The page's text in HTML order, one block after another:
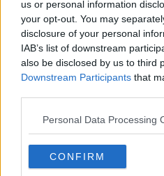
us or personal information
your opt-out. You may
disclosure of your personal
IAB’s list of downstream
also be disclosed by us to third
Downstream Participants that
Personal Data Processing
CONFIRM
​Tutta una questione di rispetto
​Cose che ci esauriscono
​Vespa che passione!
​Lasciate ai vostri figli il diritto di
​Parole d’amore regalate al vento
​Essere genitori di un
​Venerdì emozionalmente
Ma ti ascolti?
Contornati di persone che…
Non dare niente per scontato